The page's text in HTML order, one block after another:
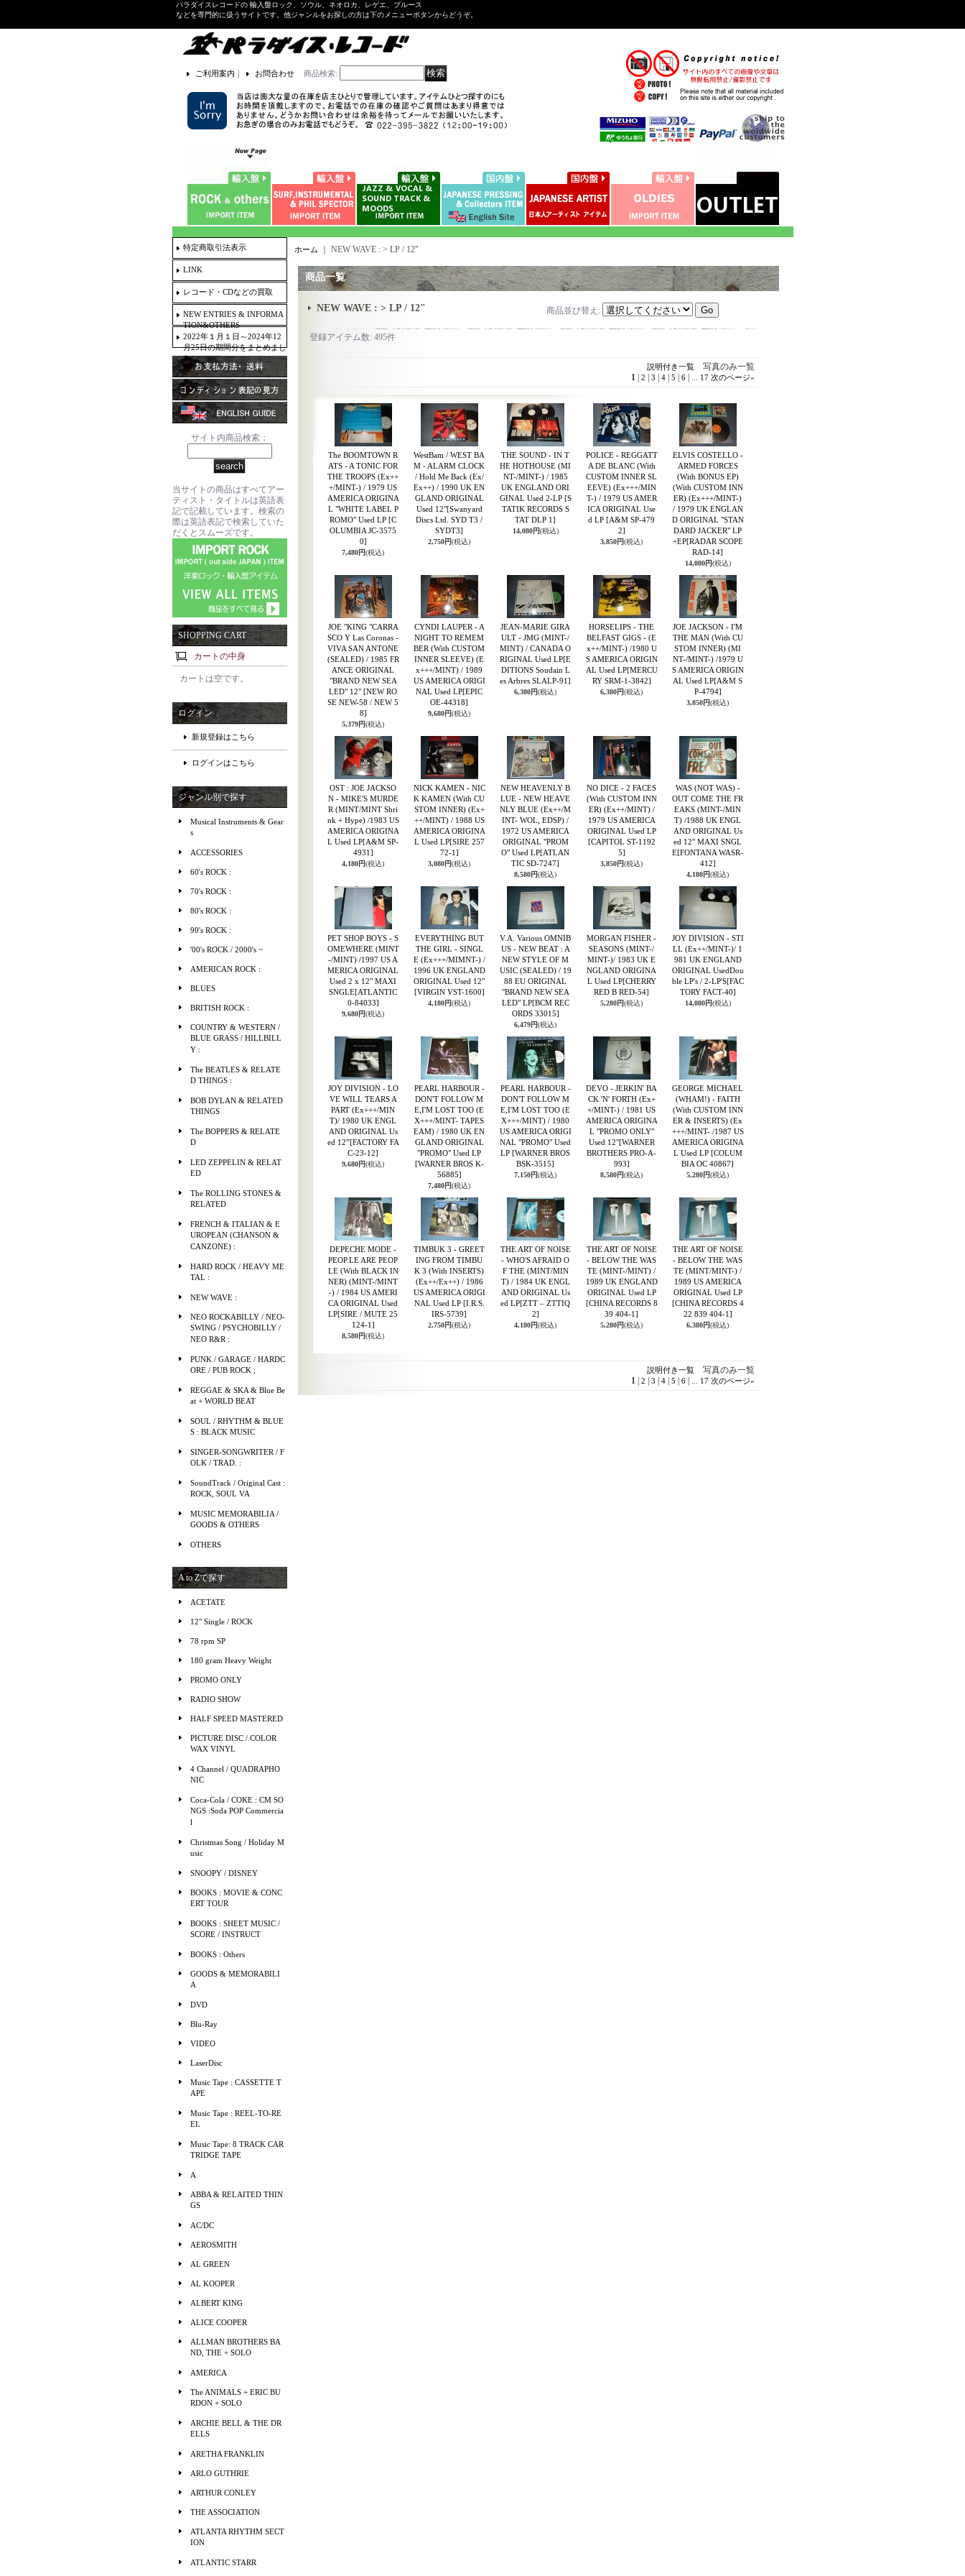
パラダイスレコードの 輸入盤ロック、ソウル、ネオロカ、レゲエ、ブルース
などを専門的に扱うサイトです。他ジャンルをお探しの方は下のメニューボタンからどうぞ。
ご利用案内 ｜ お問合わせ 商品検索:
特定商取引法表示
LINK
レコード・CDなどの買取
NEW ENTRIES & INFORMA
TION&OTHERS
2022年１月１日～2024年12
月25日の期間分をまとめまし
た。
サイト内商品検索：
当サイトの商品はすべてアー
ティスト・タイトルは英語表
記で記載しています。検索の
際は英語表記で検索していた
だくとスムーズです。
SHOPPING CART
カートの中身
カートは空です。
ログイン
新規登録はこちら
ログインはこちら
ジャンル別で探す
Musical Instruments & Gear
s
ACCESSORIES
60's ROCK :
70's ROCK :
80's ROCK :
90's ROCK :
'00's ROCK / 2000's ~
AMERICAN ROCK :
BLUES
BRITISH ROCK :
COUNTRY & WESTERN /
BLUE GRASS / HILLBILL
Y :
The BEATLES & RELATE
D THINGS :
BOB DYLAN & RELATED
THINGS
The BOPPERS & RELATE
D
LED ZEPPELIN & RELAT
ED
The ROLLING STONES &
RELATED
FRENCH & ITALIAN & E
UROPEAN (CHANSON &
CANZONE) :
HARD ROCK / HEAVY ME
TAL :
NEW WAVE :
NEO ROCKABILLY / NEO-
SWING / PSYCHOBILLY /
NEO R&R :
PUNK / GARAGE / HARDC
ORE / PUB ROCK ;
REGGAE & SKA & Blue Be
at + WORLD BEAT
SOUL / RHYTHM & BLUE
S : BLACK MUSIC
SINGER-SONGWRITER / F
OLK / TRAD. :
SoundTrack / Original Cast :
ROCK, SOUL VA
MUSIC MEMORABILIA /
GOODS & OTHERS
OTHERS
A to Zで探す
ACETATE
12" Single / ROCK
78 rpm SP
180 gram Heavy Weight
PROMO ONLY
RADIO SHOW
HALF SPEED MASTERED
PICTURE DISC / COLOR
WAX VINYL
4 Channel / QUADRAPHO
NIC
Coca-Cola / COKE : CM SO
NGS :Soda POP Commercia
l
Christmas Song / Holiday M
usic
SNOOPY / DISNEY
BOOKS : MOVIE & CONC
ERT TOUR
BOOKS : SHEET MUSIC /
SCORE / INSTRUCT
BOOKS : Others
GOODS & MEMORABILI
A
DVD
Blu-Ray
VIDEO
LaserDisc
Music Tape : CASSETTE T
APE
Music Tape : REEL-TO-RE
EL
Music Tape: 8 TRACK CAR
TRIDGE TAPE
A
ABBA & RELAITED THIN
GS
AC/DC
AEROSMITH
AL GREEN
AL KOOPER
ALBERT KING
ALICE COOPER
ALLMAN BROTHERS BA
ND, THE + SOLO
AMERICA
The ANIMALS + ERIC BU
RDON + SOLO
ARCHIE BELL & THE DR
ELLS
ARETHA FRANKLIN
ARLO GUTHRIE
ARTHUR CONLEY
THE ASSOCIATION
ATLANTA RHYTHM SECT
ION
ATLANTIC STARR
ホーム NEW WAVE : > LP / 12"
商品一覧
NEW WAVE : > LP / 12" 商品並び替え :
登録アイテム数:495件
説明付き一覧写真のみ一覧
1| 2 3 4| 5 6| ... 17 次のページ»
The BOOMTOWN R
ATS - A TONIC FOR
THE TROOPS (Ex++
+/MINT-) / 1979 US
AMERICA ORIGINA
L "WHITE LABEL P
ROMO" Used LP [C
OLUMBIA JC-3575
0]
7,480円(税込)
WestBam / WEST BA
M - ALARM CLOCK
/ Hold Me Back (Ex/
Ex++) / 1990 UK EN
GLAND ORIGINAL
Used 12"[Swanyard
Discs Ltd. SYD T3 /
SYDT3]
2,750円(税込)
THE SOUND - IN T
HE HOTHOUSE (MI
NT-/MINT-) / 1985
UK ENGLAND ORI
GINAL Used 2-LP [S
TATIK RECORDS S
TAT DLP 1]
14,080円(税込)
POLICE - REGGATT
A DE BLANC (With
CUSTOM INNER SL
EEVE) (Ex+++/MIN
T-) / 1979 US AMER
ICA ORIGINAL Use
d LP [A&M SP-479
2]
3,850円(税込)
ELVIS COSTELLO -
ARMED FORCES
(With BONUS EP)
(With CUSTOM INN
ER) (Ex+++/MINT-)
/ 1979 UK ENGLAN
D ORIGINAL "STAN
DARD JACKER" LP
+EP[RADAR SCOPE
RAD-14]
14,080円(税込)
JOE "KING "CARRA
SCO Y Las Coronas -
VIVA SAN ANTONE
(SEALED) / 1985 FR
ANCE ORIGINAL
"BRAND NEW SEA
LED" 12" [NEW RO
SE NEW-58 / NEW 5
8]
5,379円(税込)
CYNDI LAUPER - A
NIGHT TO REMEM
BER (With CUSTOM
INNER SLEEVE) (E
x+++/MINT) / 1989
US AMERICA ORIGI
NAL Used LP[EPIC
OE-44318]
9,680円(税込)
JEAN-MARIE GIRA
ULT - JMG (MINT-/
MINT) / CANADA O
RIGINAL Used LP[E
DITIONS Soudain L
es Arbres SLALP-91]
6,380円(税込)
HORSELIPS - THE
BELFAST GIGS - (E
x++/MINT-) /1980 U
S AMERICA ORIGIN
AL Used LP[MERCU
RY SRM-1-3842]
6,380円(税込)
JOE JACKSON - I'M
THE MAN (With CU
STOM INNER) (MI
NT-/MINT-) /1979 U
S AMERICA ORIGIN
AL Used LP[A&M S
P-4794]
3,850円(税込)
OST : JOE JACKSO
N - MIKE'S MURDE
R (MINT/MINT Shri
nk + Hype) /1983 US
AMERICA ORIGINA
L Used LP[A&M SP-
4931]
4,180円(税込)
NICK KAMEN - NIC
K KAMEN (With CU
STOM INNER) (Ex+
++/MINT) / 1988 US
AMERICA ORIGINA
L Used LP[SIRE 257
72-1]
3,080円(税込)
NEW HEAVENLY B
LUE - NEW HEAVE
NLY BLUE (Ex++/M
INT- WOL, EDSP) /
1972 US AMERICA
ORIGINAL "PROM
O" Used LP[ATLAN
TIC SD-7247]
8,580円(税込)
NO DICE - 2 FACES
(With CUSTOM INN
ER) (Ex++/MINT) /
1979 US AMERICA
ORIGINAL Used LP
[CAPITOL ST-1192
5]
3,850円(税込)
WAS (NOT WAS) -
OUT COME THE FR
EAKS (MINT-/MIN
T) /1988 UK ENGL
AND ORIGINAL Us
ed 12" MAXI SNGL
E[FONTANA WASR-
412]
4,180円(税込)
PET SHOP BOYS - S
OMEWHERE (MINT
-/MINT) /1997 US A
MERICA ORIGINAL
Used 2 x 12" MAXI
SNGLE[ATLANTIC
0-84033]
9,680円(税込)
EVERYTHING BUT
THE GIRL - SINGL
E (Ex+++/MIMNT-) /
1996 UK ENGLAND
ORIGINAL Used 12"
[VIRGIN VST-1600]
4,180円(税込)
V.A. Various OMNIB
US - NEW BEAT : A
NEW STYLE OF M
USIC (SEALED) / 19
88 EU ORIGINAL
"BRAND NEW SEA
LED" LP[BCM REC
ORDS 33015]
6,479円(税込)
MORGAN FISHER -
SEASONS (MINT-/
MINT-)/ 1983 UK E
NGLAND ORIGINA
L Used LP[CHERRY
RED B RED-54]
5,280円(税込)
JOY DIVISION - STI
LL (Ex++/MINT-)/ 1
981 UK ENGLAND
ORIGINAL UsedDou
ble LP's / 2-LP'S[FAC
TORY FACT-40]
14,080円(税込)
JOY DIVISION - LO
VE WILL TEARS A
PART (Ex+++/MIN
T)/ 1980 UK ENGL
AND ORIGINAL Us
ed 12”[FACTORY FA
C-23-12]
9,680円(税込)
PEARL HARBOUR -
DON'T FOLLOW M
E,I'M LOST TOO (E
X+++/MINT- TAPES
EAM) / 1980 UK EN
GLAND ORIGINAL
"PROMO" Used LP
[WARNER BROS K-
56885]
7,480円(税込)
PEARL HARBOUR -
DON'T FOLLOW M
E,I'M LOST TOO (E
X+++/MINT) / 1980
US AMERICA ORIGI
NAL "PROMO" Used
LP [WARNER BROS
BSK-3515]
7,150円(税込)
DEVO - JERKIN' BA
CK 'N' FORTH (Ex+
+/MINT-) / 1981 US
AMERICA ORIGINA
L "PROMO ONLY"
Used 12"[WARNER
BROTHERS PRO-A-
993]
8,580円(税込)
GEORGE MICHAEL
(WHAM!) - FAITH
(With CUSTOM INN
ER & INSERTS) (Ex
+++/MINT- /1987 US
AMERICA ORIGINA
L Used LP [COLUM
BIA OC 40867]
5,280円(税込)
DEPECHE MODE -
PEOP.LE ARE PEOP
LE (With BLACK IN
NER) (MINT-/MINT
-) / 1984 US AMERI
CA ORIGINAL Used
LP[SIRE / MUTE 25
124-1]
8,580円(税込)
TIMBUK 3 - GREET
ING FROM TIMBU
K 3 (With INSERTS)
(Ex++/Ex++) / 1986
US AMERICA ORIGI
NAL Used LP [I.R.S.
IRS-5739]
2,750円(税込)
THE ART OF NOISE
- WHO'S AFRAID O
F THE (MINT/MIN
T) / 1984 UK ENGL
AND ORIGINAL Us
ed LP[ZTT – ZTTIQ
2]
4,180円(税込)
THE ART OF NOISE
- BELOW THE WAS
TE (MINT-/MINT) /
1989 UK ENGLAND
ORIGINAL Used LP
[CHINA RECORDS 8
39 404-1]
5,280円(税込)
THE ART OF NOISE
- BELOW THE WAS
TE (MINT/MINT-) /
1989 US AMERICA
ORIGINAL Used LP
[CHINA RECORDS 4
22 839 404-1]
6,380円(税込)
説明付き一覧写真のみ一覧
1| 2 3 4| 5 6| ... 17 次のページ»